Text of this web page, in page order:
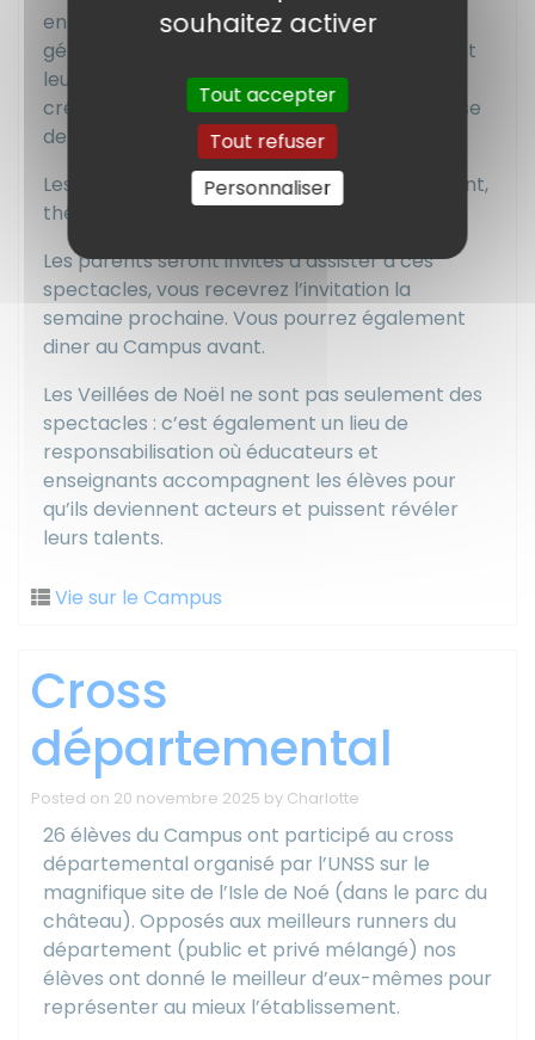
entre les personnes, les talents et les
générations. Les élèves exploreront comment
leurs talents individuels se complètent pour
créer et donner vie ensemble à quelque chose
de plus grand. L’union fera la force artistique !
Les répétitions ont déjà démarré : danse, chant,
théâtre, musique…
Les parents seront invités à assister à ces
spectacles, vous recevrez l’invitation la
semaine prochaine. Vous pourrez également
diner au Campus avant.
Les Veillées de Noël ne sont pas seulement des
spectacles : c’est également un lieu de
responsabilisation où éducateurs et
enseignants accompagnent les élèves pour
qu’ils deviennent acteurs et puissent révéler
leurs talents.
Vie sur le Campus
Cross
départemental
Posted on 20 novembre 2025 by Charlotte
26 élèves du Campus ont participé au cross
départemental organisé par l’UNSS sur le
magnifique site de l’Isle de Noé (dans le parc du
château). Opposés aux meilleurs runners du
département (public et privé mélangé) nos
élèves ont donné le meilleur d’eux-mêmes pour
représenter au mieux l’établissement.
souhaitez activer
Tout accepter
Tout refuser
Personnaliser